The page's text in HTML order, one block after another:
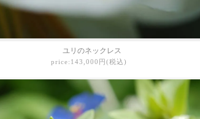
ユリのネックレス
price:143,000円(税込)